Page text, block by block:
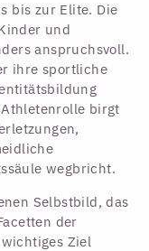
bis zur Elite. Die
und
anspruchsvoll.
ihre sportliche
birgt
wegbricht.
Selbstbild, das
der
Ziel